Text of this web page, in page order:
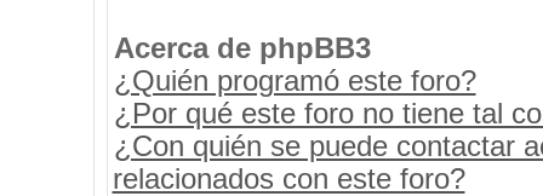
Acerca de phpBB3
¿Quién programó este foro?
¿Por qué este foro no tiene tal
¿Con quién se puede contactar
relacionados con este foro?